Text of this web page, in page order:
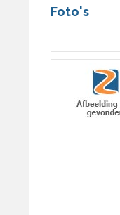
Foto's